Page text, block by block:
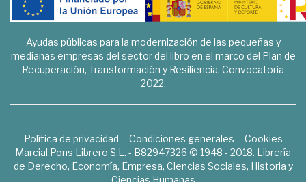
Ayudas públicas para la modernización de las pequeñas y
medianas empresas del sector del libro en el marco del Plan de
Recuperación, Transformación y Resiliencia. Convocatoria
2022.
Política de privacidad Condiciones generales
Cookies
Marcial Pons Librero S.L. - B82947326 © 1948 - 2018. Librería
de Derecho, Economía, Empresa, Ciencias Sociales, Historia y
Ciencias Humanas